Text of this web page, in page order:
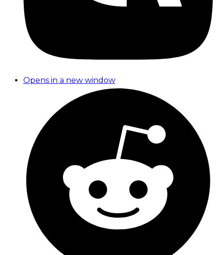
Opens in a new window